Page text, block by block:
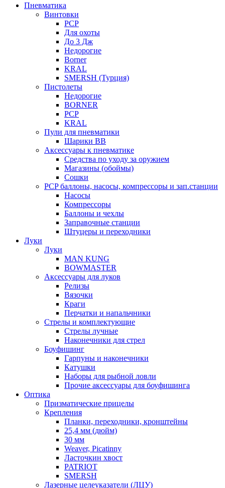
Пневматика
Винтовки
PCP
Для охоты
До 3 Дж
Недорогие
Borner
KRAL
SMERSH (Турция)
Пистолеты
Недорогие
BORNER
PCP
KRAL
Пули для пневматики
Шарики BB
Аксессуары к пневматике
Средства по уходу за оружием
Магазины (обоймы)
Сошки
PCP баллоны, насосы, компрессоры и зап.станции
Насосы
Компрессоры
Баллоны и чехлы
Заправочные станции
Штуцеры и переходники
Луки
Луки
MAN KUNG
BOWMASTER
Аксессуары для луков
Релизы
Вязочки
Краги
Перчатки и напальчники
Стрелы и комплектующие
Стрелы лучные
Наконечники для стрел
Боуфишинг
Гарпуны и наконечники
Катушки
Наборы для рыбной ловли
Прочие аксессуары для боуфишинга
Оптика
Призматические прицелы
Крепления
Планки, переходники, кронштейны
25,4 мм (дюйм)
30 мм
Weaver, Picatinny
Ласточкин хвост
PATRIOT
SMERSH
Лазерные целеуказатели (ЛЦУ)